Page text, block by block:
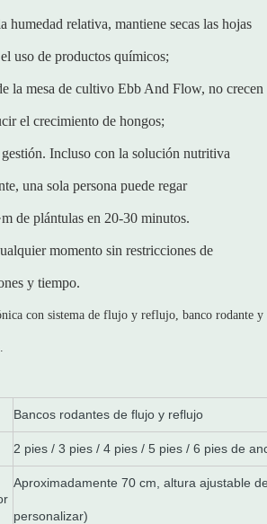
humedad relativa, mantiene secas las hojas
uso de productos químicos;
la mesa de cultivo Ebb And Flow, no crecen
el crecimiento de hongos;
Incluso con la solución nutritiva
una sola persona puede regar
de plántulas en 20-30 minutos.
momento sin restricciones de
y tiempo.
Bancos rodantes de flujo y reflujo
2 pies / 3 pies / 4 pies / 5 pies / 6 pies de
Aproximadamente 70 cm, altura ajustable
personalizar)